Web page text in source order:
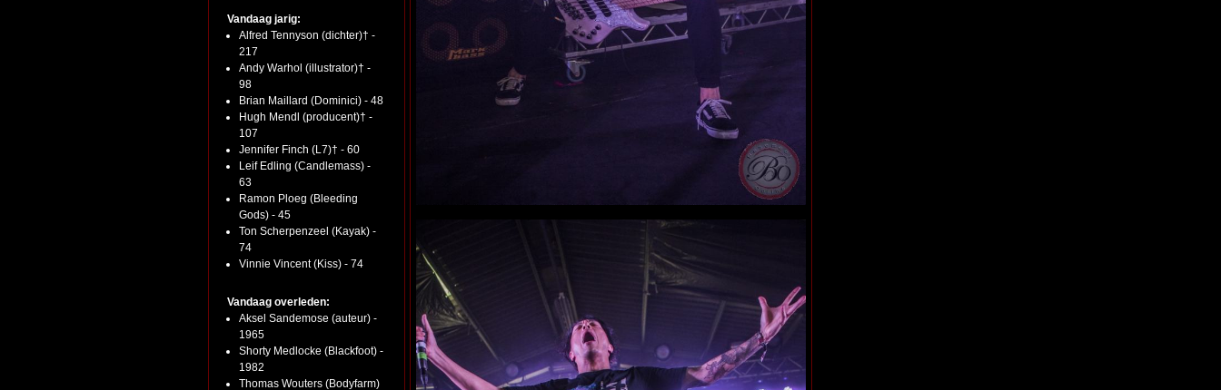
Vandaag jarig:
Alfred Tennyson (dichter)† -
217
Andy Warhol (illustrator)† -
98
Brian Maillard (Dominici) - 48
Hugh Mendl (producent)† -
107
Jennifer Finch (L7)† - 60
Leif Edling (Candlemass) -
63
Ramon Ploeg (Bleeding
Gods) - 45
Ton Scherpenzeel (Kayak) -
74
Vinnie Vincent (Kiss) - 74
Vandaag overleden:
Aksel Sandemose (auteur) -
1965
Shorty Medlocke (Blackfoot) -
1982
Thomas Wouters (Bodyfarm)